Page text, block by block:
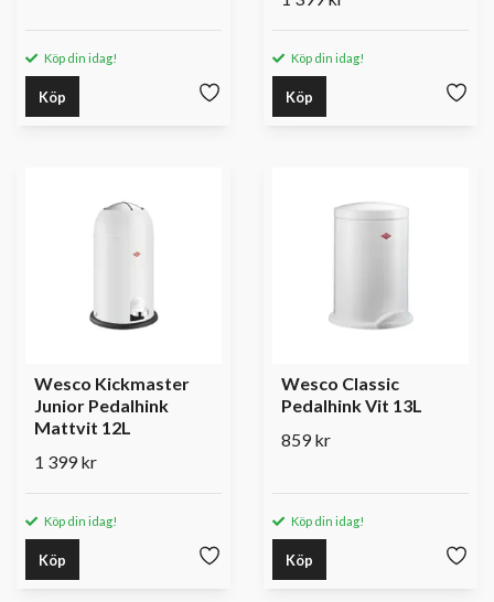
Köp din idag!
Köp
Köp din idag!
Köp
Wesco Kickmaster
Junior Pedalhink
Mattvit 12L
1 399 kr
Köp din idag!
Köp
Wesco Classic
Pedalhink Vit 13L
859 kr
Köp din idag!
Köp